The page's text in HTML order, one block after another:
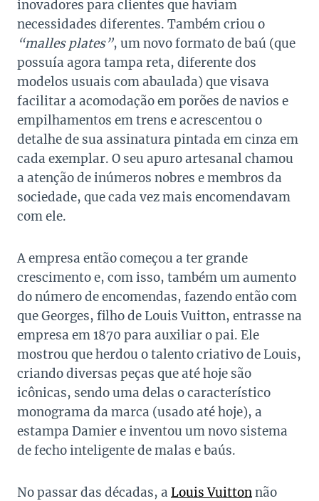
inovadores para clientes que haviam
necessidades diferentes. Também criou o
“malles plates”, um novo formato de baú (que
possuía agora tampa reta, diferente dos
modelos usuais com abaulada) que visava
facilitar a acomodação em porões de navios e
empilhamentos em trens e acrescentou o
detalhe de sua assinatura pintada em cinza em
cada exemplar. O seu apuro artesanal chamou
a atenção de inúmeros nobres e membros da
sociedade, que cada vez mais encomendavam
com ele.
A empresa então começou a ter grande
crescimento e, com isso, também um aumento
do número de encomendas, fazendo então com
que Georges, filho de Louis Vuitton, entrasse na
empresa em 1870 para auxiliar o pai. Ele
mostrou que herdou o talento criativo de Louis,
criando diversas peças que até hoje são
icônicas, sendo uma delas o característico
monograma da marca (usado até hoje), a
estampa Damier e inventou um novo sistema
de fecho inteligente de malas e baús.
No passar das décadas, a Louis Vuittonnão